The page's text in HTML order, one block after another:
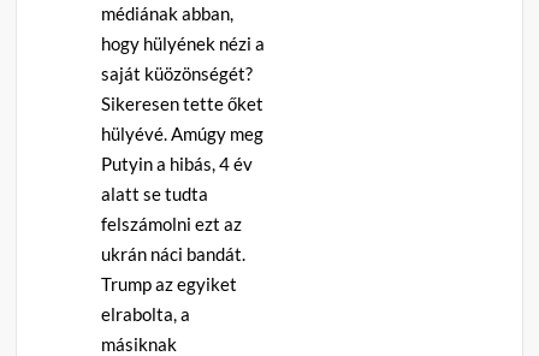
médiának abban,
hogy hülyének nézi a
saját küözönségét?
Sikeresen tette őket
hülyévé. Amúgy meg
Putyin a hibás, 4 év
alatt se tudta
felszámolni ezt az
ukrán náci bandát.
Trump az egyiket
elrabolta, a
másiknak